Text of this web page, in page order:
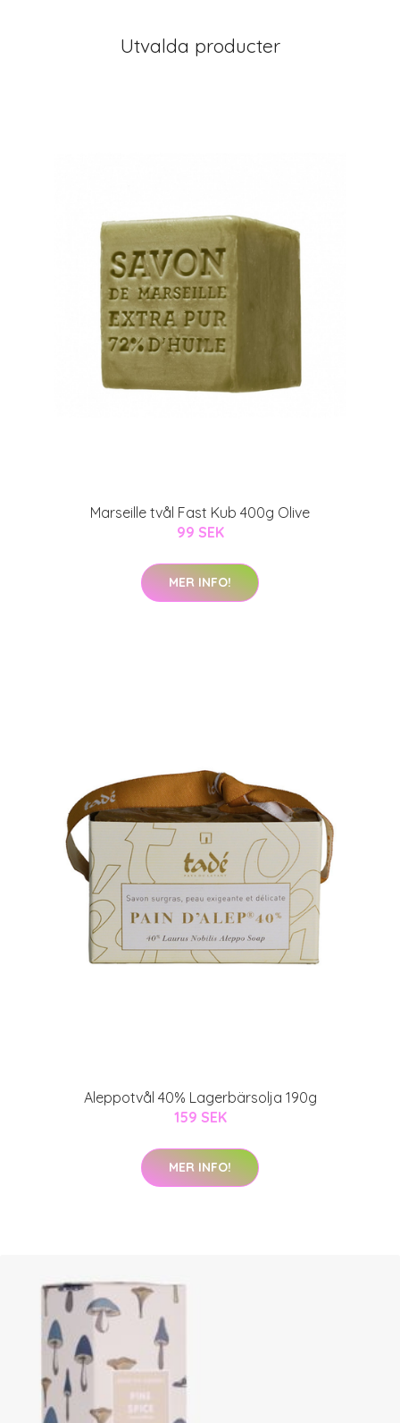
Utvalda producter
Marseille tvål Fast Kub 400g Olive
99 SEK
MER INFO!
Aleppotvål 40% Lagerbärsolja 190g
159 SEK
MER INFO!